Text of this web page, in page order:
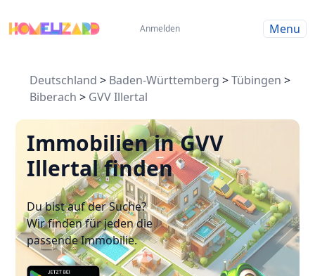
Anmelden Menu
Deutschland > Baden-Württemberg >Tübingen >
Biberach > GVV Illertal
Immobilien in GVV
Illertal finden
Du bist auf der Suche?
Wir finden für jeden die
passende Immobilie.